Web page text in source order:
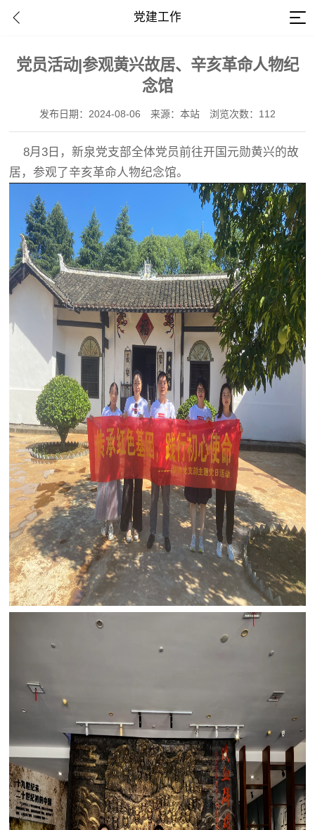
党建工作
党员活动|参观黄兴故居、辛亥革命人物纪
念馆
发布日期：2024-08-06 来源：本站 浏览次数：112
8月3日，新泉党支部全体党员前往开国元勋黄兴的故
居，参观了辛亥革命人物纪念馆。